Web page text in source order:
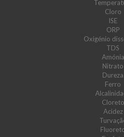
Cloro
ISE
ORP
Oxigénio
TDS
Amónia
Nitrato
Dureza
Ferro
Cloreto
Acidez